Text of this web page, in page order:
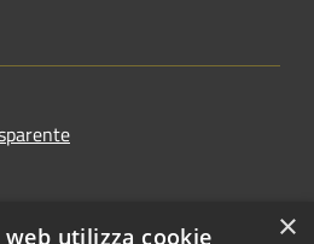
×
utilizza cookie